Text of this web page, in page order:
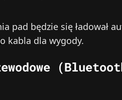
pad będzie się ładował
kabla dla wygody.